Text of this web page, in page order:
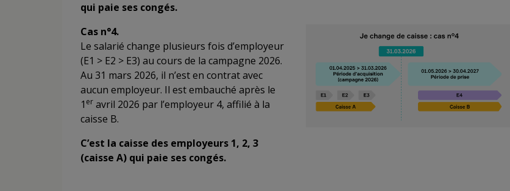
qui paie ses congés.
Cas n°4.
Le salarié change plusieurs fois d’employeur
(E1 > E2 > E3) au cours de la campagne 2026.
Au 31 mars 2026, il n’est en contrat avec
aucun employeur. Il est embauché après le
1 er avril 2026 par l’employeur 4, affilié à la
caisse B.
C’est la caisse des employeurs 1, 2, 3
(caisse A) qui paie ses congés.